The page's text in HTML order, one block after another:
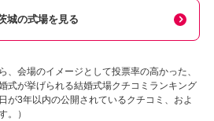
城の式場を見る
、会場のイメージとして投票率の高かった、
式が挙げられる結婚式場クチコミランキング
が3年以内の公開されているクチコミ、およ
。）